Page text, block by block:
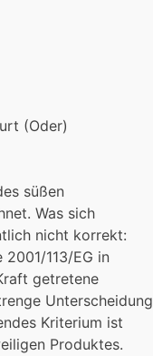
(Oder)
süßen
Was sich
nicht korrekt:
113/EG in
getretene
Unterscheidung
Kriterium ist
Produktes.